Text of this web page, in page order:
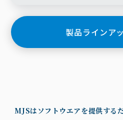
製品ラインア
MJSはソフトウエアを提供する